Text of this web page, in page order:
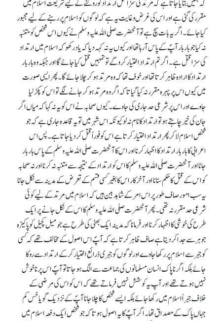
کہ ہمیں بتایا جاتا ہے کہ مرتد کی سزا قتل ارتداد کو روکنے کے لیے شریعت اسلام میں
مقرر کی گئی ہے اور اس کی غرض و غایت یہ ہے کہ لوگوں کو اسلام پر رہنے کے لیے مجبور
کیا جائے۔ اگر یہ بات سچ ہے تو آنحضرت صلی اللہ علیہ وسلم نے کیوں اس شخص کو متنبہ
نہ کیا جو بار بار آپؐ کے پاس آ رہا تھا اور کیوں یہ نہ کہہ دیا کہ یاد رکھو کہ اسلام میں ارتداد
کی سزا قتل ہے۔ اگر تم ارتداد اختیار کرو گے تو تمہیں قتل کیاجائے گا اور جبکہ وہ بار بار
ارتداد کا ارادہ ظاہر کرتا تھا اور خوف تھا کہ وہ مرتد ہو کر چلا جائے گا۔ پھر ایسی صورت
میں کیوں اس پر پہرہ مقرر نہ کیا گیا تا کہ اگر وہ مرتد ہو کر جانے لگے تو اس کو پکڑ لیا
جاوے اور اس پر شرعی حد جاری کی جاوے۔ کیوں صحابہ نے اس کو یہ نہ کہا کہ میاں اگر
جان کی خیر چاہتے ہو تو ارتداد کا نام نہ لو کیونکہ اس شہر میں تو یہ قاعدہ جاری ہے کہ جو
شخص اسلام لا کر پھر ارتداد اختیار کرتا ہے اس کو فوراً قتل کر دیا جاتا ہے۔ پس اس
اعرابی کا بار بار ارتداد کا اظہار کرنا اور اس کا آنحضرت صلی اللہ علیہ وسلم کے پاس بار بار
جانا اور آنحضرت صلی اللہ علیہ وسلم کا اس کو ارتداد کے نتیجہ سے متنبہ نہ کرنا اور نہ صحابہ
کو اس کے قتل کا حکم سنانا اور آخر کار اس کا بغیر کسی قسم کے تعرض کے مدینہ سے نکل جانا
یہ سب امور صاف طور پر اس امر کے شاہد بین ہیں کہ اسلام میں مرتد کے لیے کوئی
شرعی حد مقرر نہ تھی۔ پھر آنحضرت صلی اللہ علیہ وسلم کا اس کے نکل جانے پر ایک
طرح کی خوشی کا اظہار کرنا اور فرمانا کہ مدینہ ایک بھٹی کی طرح ہے جو میل کچیل کو پاکیزہ
جوہر سے جدا کر دیتا ہے صاف ظاہر کرتا ہے کہ آپؐ اس اصول کے مخالف تھے کہ کسی
کو جبر سے اسلام پر رکھا جاوے اور لوگوں کو جبری ذرائع اختیار کر کے ارتداد سے روکا
جائے بلکہ اگر ناپاک انسان مسلمانوں کی جماعت سے الگ ہو جاتا تو آپؐ اس پر ناخوش
نہیں ہوتے تھے اور آپ یہ کوشش نہیں فرماتے تھے کہ اس کو اس کی مرضی کے
خلاف جبراً اسلام میں رکھا جائے بلکہ ایسے شخص کا چلا جانا آپؐ کے نزدیک گویا خس کم
جہاں پاک کے مصداق تھا۔ اگر آپؐ کا یہ اصول ہوتا کہ جو شخص ایک دفعہ اسلام میں